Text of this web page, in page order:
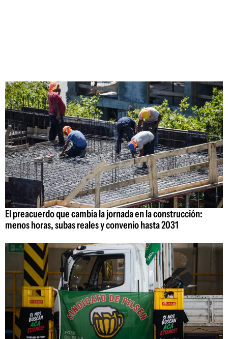
El preacuerdo que cambia la jornada en la construcción:
menos horas, subas reales y convenio hasta 2031